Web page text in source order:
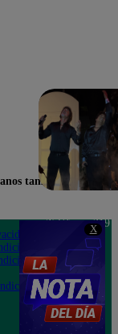
X
también en
Teléfono: 219
Av. San
Felipe 968
Jesús María